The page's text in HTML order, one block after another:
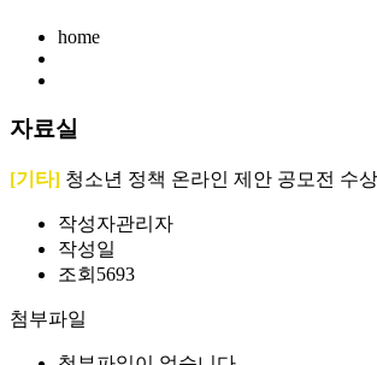
home
자료실
[기타] 청소년 정책 온라인 제안 공모전 수
작성자관리자
작성일
조회 5693
첨부파일